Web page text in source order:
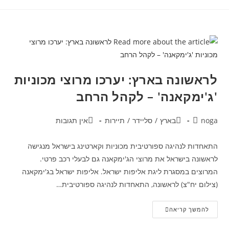
לראשונה בארץ: יערכו מרוצי מכוניות
'ג'ימקאנה' – לקהל הרחב
noga בארץ / סליידר / תיירות אין תגובות
התאחדות לנהיגה ספורטיבית מכוניות וקארטינג בישראל מנגישה
לראשונה בישראל את מרוצי הג'ימקאנה גם לבעלי רכב פרטי.
המרוצים במסגרת ליגת אליפות ישראל. אליפות ישראל בג'ימקאנה
(צילום יח"צ) לראשונה, התאחדות לנהיגה ספורטיבית…
להמשך קריאה